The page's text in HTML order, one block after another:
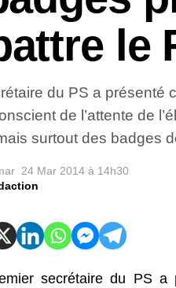
le
du PS a présenté
de l’attente de
surtout des badges
24 Mar 2014 à 14h30
secrétaire du PS a